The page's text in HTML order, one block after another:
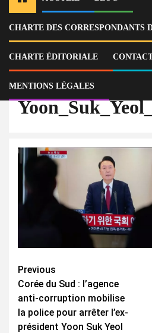
CHARTE DES CORRESPONDANTS
CHARTE ÉDITORIALE
MENTIONS LÉGALES
Home
Actu
Corée du Sud : l’agence anti-corruption
l’ex-président Yoon Suk Yeol
Continue
Reading
Previous
Corée du Sud : l’agence
anti-corruption mobilise
la police pour arrêter l’ex-
président Yoon Suk Yeol